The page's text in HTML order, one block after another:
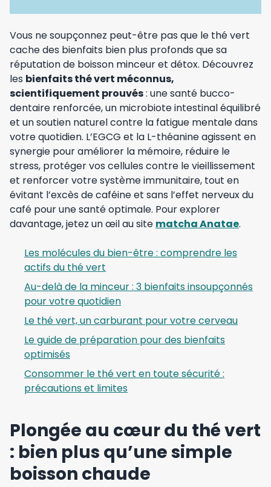
Vous ne soupçonnez peut-être pas que le thé vert
cache des bienfaits bien plus profonds que sa
réputation de boisson minceur et détox. Découvrez
les bienfaits thé vert méconnus,
scientifiquement prouvés: une santé bucco-
dentaire renforcée, un microbiote intestinal équilibré
et un soutien naturel contre la fatigue mentale dans
votre quotidien. L’EGCG et la L-théanine agissent en
synergie pour améliorer la mémoire, réduire le
stress, protéger vos cellules contre le vieillissement
et renforcer votre système immunitaire, tout en
évitant l’excès de caféine et sans l’effet nerveux du
café pour une santé optimale. Pour explorer
davantage, jetez un œil au site matcha Anatae.
Les molécules du bien-être : comprendre les
actifs du thé vert
Au-delà de la minceur : 3 bienfaits insoupçonnés
pour votre quotidien
Le thé vert, un carburant pour votre cerveau
Le guide de préparation pour des bienfaits
optimisés
Consommer le thé vert en toute sécurité :
précautions et limites
Plongée au cœur du thé vert
: bien plus qu’une simple
boisson chaude